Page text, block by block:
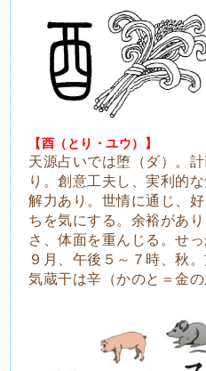
【酉（とり・ユウ）】
天源占いでは堕（ダ）。
り。創意工夫し、実利的
解力あり。世情に通じ、
ちを気にする。余裕があ
さ、体面を重んじる。せ
９月、午後５～７時、秋
気蔵干は辛（かのと＝金の